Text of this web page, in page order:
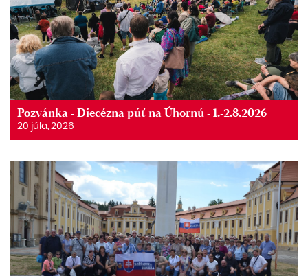
Pozvánka - Diecézna púť na Úhornú - 1.-2.8.2026
20 júla, 2026